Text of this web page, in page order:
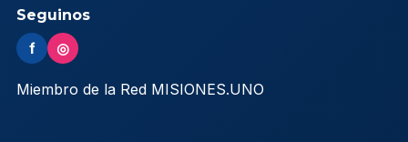
Seguinos
f ◎
Miembro de la Red MISIONES.UNO